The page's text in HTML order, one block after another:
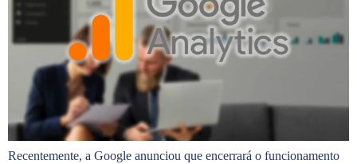
Recentemente, a Google anunciou que encerrará o funcionamento